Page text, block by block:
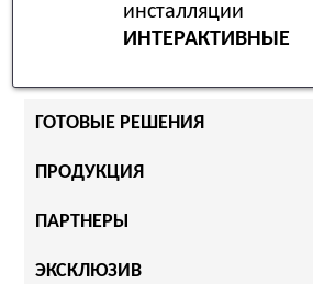
ИНТЕРАКТИВНЫЕ
инсталляции
ГОТОВЫЕ РЕШЕНИЯ
ПРОДУКЦИЯ
ПАРТНЕРЫ
ЭКСКЛЮЗИВ